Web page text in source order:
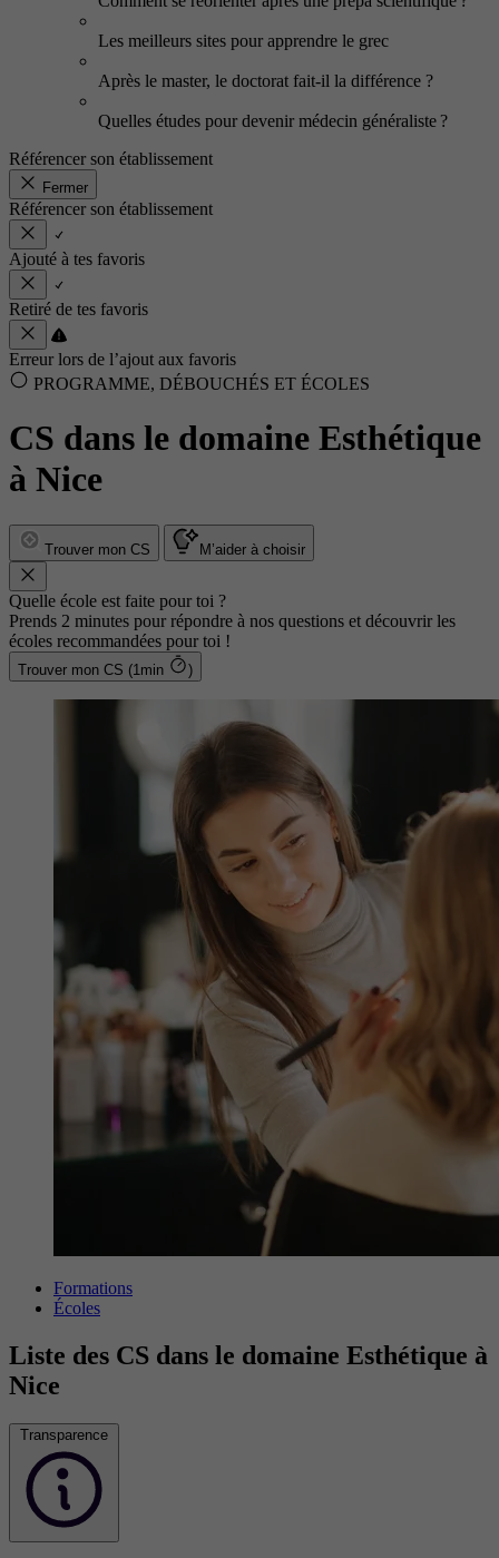
Les meilleurs sites pour apprendre le grec
Après le master, le doctorat fait-il la différence ?
Quelles études pour devenir médecin généraliste ?
Référencer son établissement
Fermer
Référencer son établissement
Ajouté à tes favoris
Retiré de tes favoris
Erreur lors de l’ajout aux favoris
PROGRAMME, DÉBOUCHÉS ET ÉCOLES
CS dans le domaine Esthétique
à Nice
Trouver mon CS M’aider à choisir
Quelle école est faite pour toi ?
Prends 2 minutes pour répondre à nos questions et découvrir les
écoles recommandées pour toi !
Trouver mon CS (1min )
Formations
Écoles
Liste des CS dans le domaine Esthétique à
Nice
Transparence